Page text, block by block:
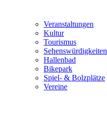
Veranstaltungen
Kultur
Tourismus
Sehenswürdigkeiten
Hallenbad
Bikepark
Spiel- & Bolzplätze
Vereine